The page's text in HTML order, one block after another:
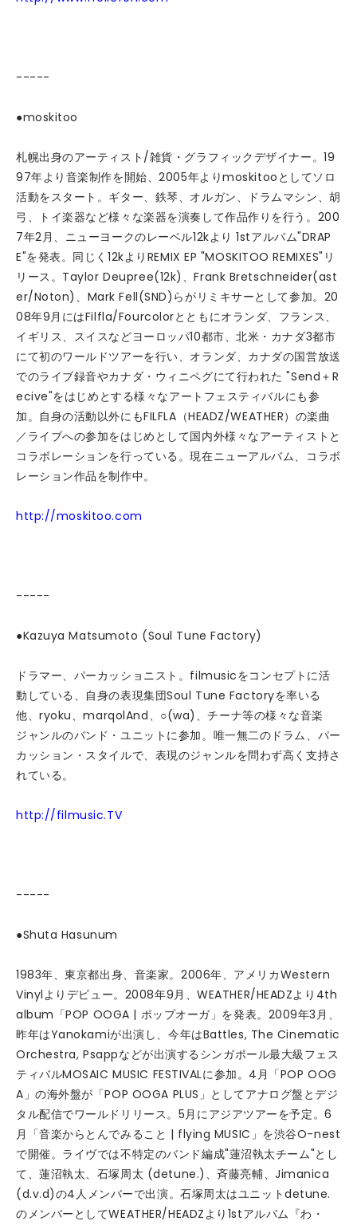
-----
●moskitoo
札幌出身のアーティスト/雑貨・グラフィックデザイナー。19
97年より音楽制作を開始、2005年よりmoskitooとしてソロ
活動をスタート。ギター、鉄琴、オルガン、ドラムマシン、胡
弓、トイ楽器など様々な楽器を演奏して作品作りを行う。200
7年2月、ニューヨークのレーベル12kより 1stアルバム"DRAP
E"を発表。同じく12kよりREMIX EP "MOSKITOO REMIXES"リ
リース。Taylor Deupree(12k)、Frank Bretschneider(ast
er/Noton)、Mark Fell(SND)らがリミキサーとして参加。20
08年9月にはFilfla/Fourcolorとともにオランダ、フランス、
イギリス、スイスなどヨーロッパ10都市、北米・カナダ3都市
にて初のワールドツアーを行い、オランダ、カナダの国営放送
でのライブ録音やカナダ・ウィニペグにて行われた "Send＋R
ecive"をはじめとする様々なアートフェスティバルにも参
加。自身の活動以外にもFILFLA（HEADZ/WEATHER）の楽曲
／ライブへの参加をはじめとして国内外様々なアーティストと
コラボレーションを行っている。現在ニューアルバム、コラボ
レーション作品を制作中。
http://moskitoo.com
-----
●Kazuya Matsumoto (Soul Tune Factory)
ドラマー、パーカッショニスト。filmusicをコンセプトに活
動している、自身の表現集団Soul Tune Factoryを率いる
他、ryoku、marqolAnd、○(wa)、チーナ等の様々な音楽
ジャンルのバンド・ユニットに参加。唯一無二のドラム、パー
カッション・スタイルで、表現のジャンルを問わず高く支持さ
れている。
http://filmusic.TV
-----
●Shuta Hasunum
1983年、東京都出身、音楽家。2006年、アメリカWestern
Vinylよりデビュー。2008年9月、WEATHER/HEADZより4th
album「POP OOGA | ポップオーガ」を発表。2009年3月、
昨年はYanokamiが出演し、今年はBattles, The Cinematic
Orchestra, Psappなどが出演するシンガポール最大級フェス
ティバルMOSAIC MUSIC FESTIVALに参加。4月「POP OOG
A」の海外盤が「POP OOGA PLUS」としてアナログ盤とデジ
タル配信でワールドリリース。5月にアジアツアーを予定。6
月「音楽からとんでみること | flying MUSIC」を渋谷O-nest
で開催。ライヴでは不特定のバンド編成"蓮沼執太チーム"とし
て、蓮沼執太、石塚周太 (detune.)、斉藤亮輔、Jimanica
(d.v.d)の4人メンバーで出演。石塚周太はユニットdetune.
のメンバーとしてWEATHER/HEADZより1stアルバム『わ・